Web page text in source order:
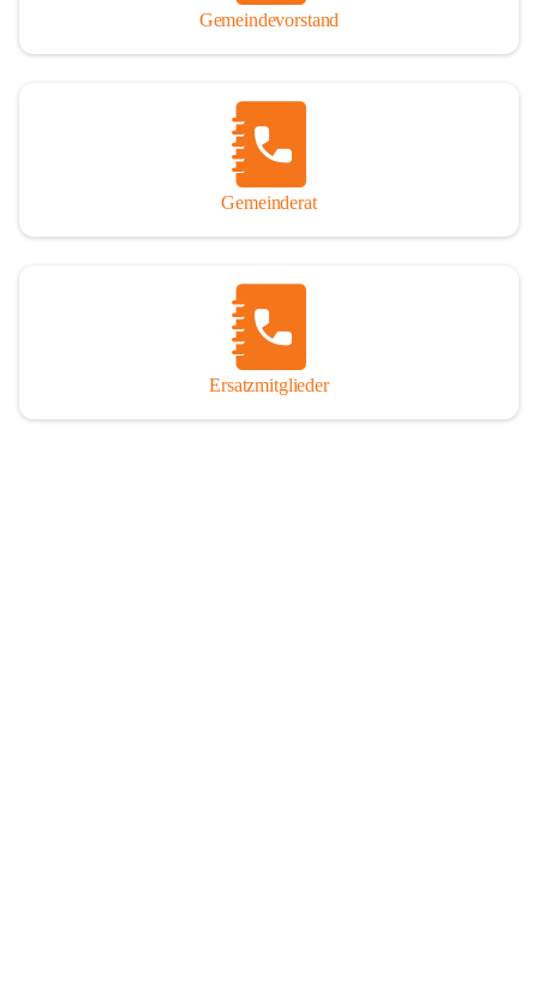
Jahrhunderte, ja Jahrtausende alte Geschichte von der Steinzeit
einladen.
Gemeindevorstand
Gemeinderat
Ersatzmitglieder